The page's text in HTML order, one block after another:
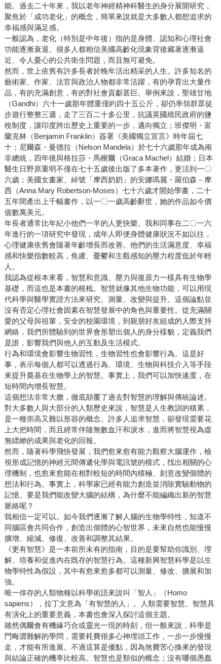
能。過去二十年來，我以老年神經精神科醫生的身分展開研究，
聚焦於「成功老化」的概念，簡單來說就是大多數人都想追求的
幸福感與滿足感。
一般認為，老化（特別是中年後）指的是身體、認知和心理社會
功能逐漸衰退。很多人都相信美國高齡化現象背後藏著逐漸逼
近、令人憂心的公共衛生問題，而且無可避免。
然而，世上依舊有許多長者於晚年活出精采的人生。許多知名的
藝術家、作家、法官與政治人物都非常活躍，有的孕育出大量作
品，有的充滿創意，有的對社會貢獻甚巨。舉例來說，聖雄甘地
（Gandhi）六十一歲那年體重僅約四十五公斤，卻仍率領群眾徒
步遊行整整三週，走了三百二十多公里，抗議英國殖民政府的鹽
稅制度，讓印度跨出歷史上重要的一步，邁向獨立；班傑明・富
蘭克林（Benjamin Franklin）簽署《美國獨立宣言》時年屆七
十；尼爾森・曼德拉（Nelson Mandela）於七十六歲那年成為南
非總統，四年後與格拉莎・馬榭爾（Graca Machel）結婚；日本
醫生日野原重明不僅在七十五歲後出版了多本著作，更活到一〇
六歲；美國女畫家、綽號「摩西奶奶」的安娜瑪麗・羅伯森－摩
西（Anna Mary Robertson-Moses）七十六歲才開始學畫，二十
五年間產出上千幅畫作，以一〇一歲高齡辭世，她的作品如今價
值數萬美元。
年長者通常比年紀小他們一半的人更快樂。我和同事在二〇一六
年進行的一項研究中發現，成年人即便身體健康狀況不如以往，
心理健康依舊會隨著年齡增長而改善。他們的生活滿意度、幸福
感和快樂指數較高，焦慮、憂鬱和主觀感知的壓力程度低於年輕
人。
我認為從根本來看，智慧和意識、壓力與復原力一樣具有生物學
基礎，而這也是本書的根柢。智慧就像其他生物功能，可以用現
代科學與醫學實證方法來研究、測量、改變與提升。這個論點並
沒有否定心理社會因素在智慧發展中的角色與重要性。從充滿關
愛的父母與祖輩，安全的校園環境，到親朋好友組成的人際支持
網絡，我們所體驗到的世界會形塑出個人的身分樣貌，定義我們
是誰，影響我們與他人的互動及生活模式。
行為和環境會影響生物習性，生物習性也會影響行為。這是好
事，表示每個人都可以透過行為、環境、生物與科技介入等手段
來提升奠基在生物學上的智慧。事實上，我們可以加快速度，在
短時間內增長智慧。
這個想法非常大膽，徹底顛覆了過去對智慧的理解與傳統論述。
對大多數人與大部分的人類歷史來說，智慧是人生教訓的積累，
是一種崇高又難以形容的概念。許多人追求智慧，卻發現需要花
上大把時間，而且經常伴隨無數血汗和淚水，進而將智慧視為虛
無縹緲的成果與老化的回報。
然而，隨著科學飛快發展，我們愈來愈有能力觀察大腦運作，檢
視形成記憶的神經元間傳遞化學與電訊號的模式，找出相關的心
理機制，也愈來愈能在相對較短的時間內積極、刻意改變個體的
想法和行為。事實上，科學家已經有能力創造並消除實驗動物的
記憶。要是我們能改變大腦的結構，為什麼不能編織出新的智慧
脈絡呢？
我相信一定可以。如今我們逐漸了解人腦的生物學特性，知道不
同腦區會共同合作，創造出個體的心智世界，未來自然也能慢慢
擴增、縮減、修復、改善和調整其結果。
《更有智慧》是一本前所未有的指南，目的是要幫助你識別、理
解、培養和促進內在既存的智慧行為。這種新興智慧科學是以生
物學特性為假設，其中有愈來愈多都可以測量、修改、擴展和加
強。
唯一倖存的人類物種以科學術語來說叫「智人」（Homo
sapiens），拉丁文意為「有智慧的人」。人類需要智慧。智慧具
有演化上的重要意義，本書也會深入探討這個主題。
雖然偶爾會有機緣巧合或靈光一現的時刻，但一般來說，科學是
門晦澀難解的學問，需要耗費很多心神埋頭工作，一步一步慢慢
走，才能有所進展。不過這算是優點，因為煞費苦心換來的發現
與結論正確的機率比較高。智慧也是類似的概念；沒有哪個愚蠢